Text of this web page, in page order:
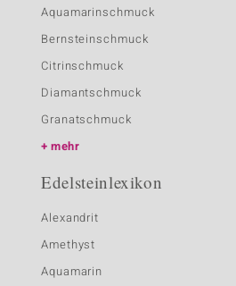
Aquamarinschmuck
Bernsteinschmuck
Citrinschmuck
Diamantschmuck
Granatschmuck
mehr
Edelsteinlexikon
Alexandrit
Amethyst
Aquamarin